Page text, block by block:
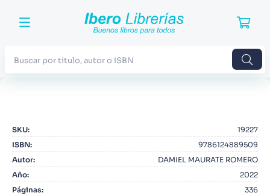
SKU:
19227
ISBN:
9786124889509
Autor:
DAMIEL MAURATE ROMERO
Año:
2022
Páginas:
336
2. Blue Lock
3.
4. Odisea